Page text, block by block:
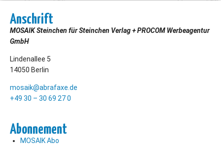
Anschrift
MOSAIK Steinchen für Steinchen Verlag + PROCOM Werbeagentur
GmbH
Lindenallee 5
14050 Berlin
mosaik@abrafaxe.de
+49 30 – 30 69 27 0
Abonnement
MOSAIK Abo